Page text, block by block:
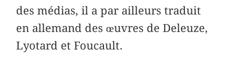
des médias, il a par ailleurs traduit
en allemand des œuvres de Deleuze,
Lyotard et Foucault.